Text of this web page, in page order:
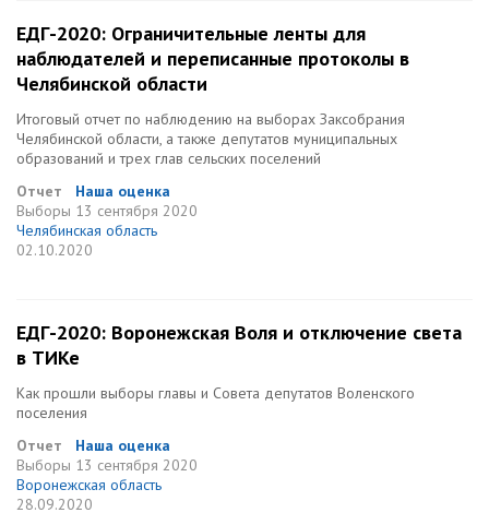
ЕДГ-2020: Ограничительные ленты для
наблюдателей и переписанные протоколы в
Челябинской области
Итоговый отчет по наблюдению на выборах Заксобрания
Челябинской области, а также депутатов муниципальных
образований и трех глав сельских поселений
Отчет
Наша оценка
Выборы 13 сентября 2020
Челябинская область
02.10.2020
ЕДГ-2020: Воронежская Воля и отключение света
в ТИКе
Как прошли выборы главы и Совета депутатов Воленского
поселения
Отчет
Наша оценка
Выборы 13 сентября 2020
Воронежская область
28.09.2020